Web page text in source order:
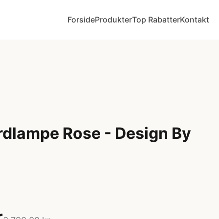
ForsideProdukterTop RabatterKontakt
Rose - Design By